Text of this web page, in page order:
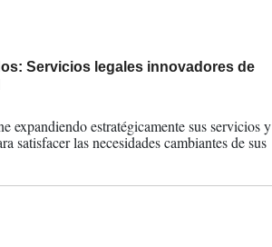
Servicios legales innovadores de
expandiendo estratégicamente sus servicios y
satisfacer las necesidades cambiantes de sus